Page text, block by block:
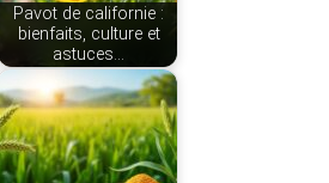
Pavot de californie :
bienfaits, culture et
astuces…